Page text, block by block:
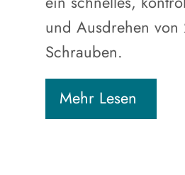
und Ausdrehen von
Schrauben.
Mehr Lesen